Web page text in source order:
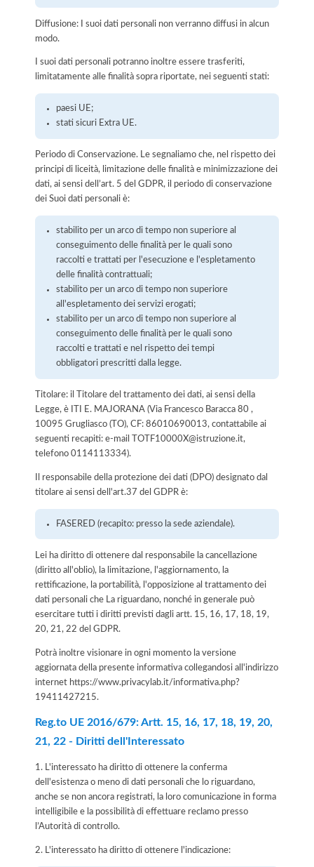
Diffusione: I suoi dati personali non verranno diffusi in alcun
modo.
I suoi dati personali potranno inoltre essere trasferiti,
limitatamente alle finalità sopra riportate, nei seguenti stati:
paesi UE;
stati sicuri Extra UE.
Periodo di Conservazione. Le segnaliamo che, nel rispetto dei
principi di liceità, limitazione delle finalità e minimizzazione dei
dati, ai sensi dell’art. 5 del GDPR, il periodo di conservazione
dei Suoi dati personali è:
stabilito per un arco di tempo non superiore al
conseguimento delle finalità per le quali sono
raccolti e trattati per l'esecuzione e l'espletamento
delle finalità contrattuali;
stabilito per un arco di tempo non superiore
all'espletamento dei servizi erogati;
stabilito per un arco di tempo non superiore al
conseguimento delle finalità per le quali sono
raccolti e trattati e nel rispetto dei tempi
obbligatori prescritti dalla legge.
Titolare: il Titolare del trattamento dei dati, ai sensi della
Legge, è ITI E. MAJORANA (Via Francesco Baracca 80 ,
10095 Grugliasco (TO), CF: 86010690013, contattabile ai
seguenti recapiti: e-mail TOTF10000X@istruzione.it,
telefono 0114113334).
Il responsabile della protezione dei dati (DPO) designato dal
titolare ai sensi dell'art.37 del GDPR è:
FASERED (recapito: presso la sede aziendale).
Lei ha diritto di ottenere dal responsabile la cancellazione
(diritto all'oblio), la limitazione, l'aggiornamento, la
rettificazione, la portabilità, l'opposizione al trattamento dei
dati personali che La riguardano, nonché in generale può
esercitare tutti i diritti previsti dagli artt. 15, 16, 17, 18, 19,
20, 21, 22 del GDPR.
Potrà inoltre visionare in ogni momento la versione
aggiornata della presente informativa collegandosi all'indirizzo
internet https://www.privacylab.it/informativa.php?
19411427215.
Reg.to UE 2016/679: Artt. 15, 16, 17, 18, 19, 20,
21, 22 - Diritti dell'Interessato
1. L'interessato ha diritto di ottenere la conferma
dell'esistenza o meno di dati personali che lo riguardano,
anche se non ancora registrati, la loro comunicazione in forma
intelligibile e la possibilità di effettuare reclamo presso
l’Autorità di controllo.
2. L'interessato ha diritto di ottenere l'indicazione: